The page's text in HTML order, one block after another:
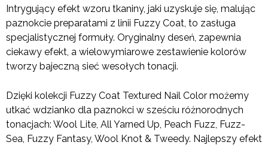
Intrygujący efekt wzoru tkaniny, jaki uzyskuje się, malując
paznokcie preparatami z linii Fuzzy Coat, to zasługa
specjalistycznej formuły. Oryginalny deseń, zapewnia
ciekawy efekt, a wielowymiarowe zestawienie kolorów
tworzy bajeczną sieć wesołych tonacji.
Dzięki kolekcji Fuzzy Coat Textured Nail Color możemy
utkać wdzianko dla paznokci w sześciu różnorodnych
tonacjach: Wool Lite, All Yarned Up, Peach Fuzz, Fuzz-
Sea, Fuzzy Fantasy, Wool Knot & Tweedy. Najlepszy efekt